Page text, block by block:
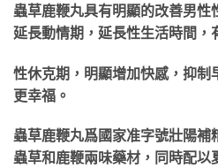
蟲草鹿鞭丸具有明顯的改善男
延長動情期，延長性生活時間，
性休克期，明顯增加快感，抑制
更幸福。
蟲草鹿鞭丸爲國家准字號壯陽
蟲草和鹿鞭兩味藥材，同時配以